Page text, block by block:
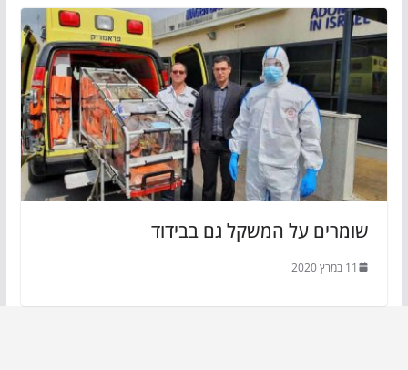
שומרים על המשקל גם בבידוד
11 במרץ 2020